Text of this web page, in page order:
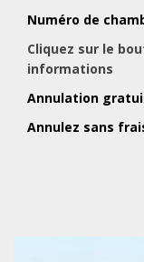
Numéro de
Cliquez sur le
informations
Annulation
Annulez sans